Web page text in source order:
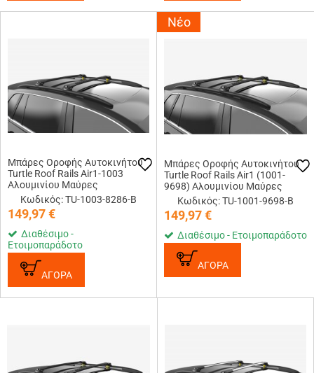
Μπάρες Οροφής Αυτοκινήτου
Turtle Roof Rails Air1-1003
Αλουμινίου Μαύρες
Κωδικός: TU-1003-8286-B
149,97€
Διαθέσιμο -
Ετοιμοπαράδοτο
ΑΓΟΡΑ
Νέο
Μπάρες Οροφής Αυτοκινήτου
Turtle Roof Rails Air1 (1001-
9698) Αλουμινίου Μαύρες
Κωδικός: TU-1001-9698-B
149,97€
Διαθέσιμο - Ετοιμοπαράδοτο
ΑΓΟΡΑ